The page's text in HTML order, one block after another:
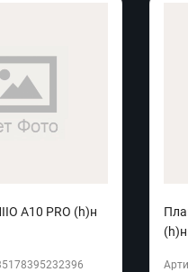
A10 PRO (h)н
(h)н